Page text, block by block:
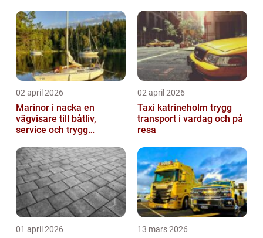
02 april 2026
Marinor i nacka en
vägvisare till båtliv,
service och trygg
02 april 2026
Taxi katrineholm trygg
transport i vardag och på
resa
01 april 2026 13 mars 2026